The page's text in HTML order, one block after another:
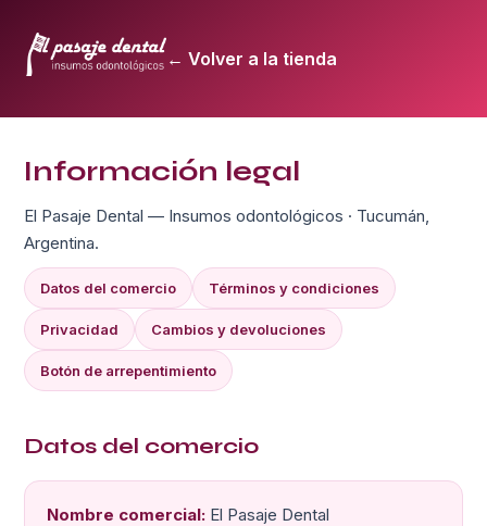
← Volver a la tienda
Información legal
El Pasaje Dental — Insumos odontológicos · Tucumán,
Argentina.
Datos del comercio Términos y condiciones
Privacidad Cambios y devoluciones
Botón de arrepentimiento
Datos del comercio
Nombre comercial: El Pasaje Dental